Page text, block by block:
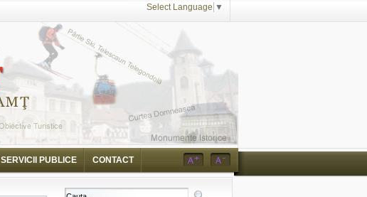
Select Language ▼
SERVICII PUBLICE CONTACT